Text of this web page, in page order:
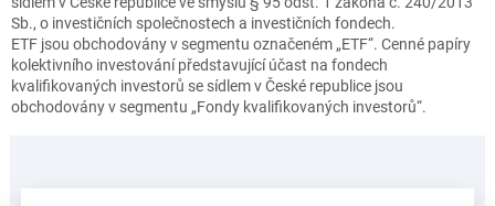
Sb., o investičních společnostech a investičních fondech.
ETF jsou obchodovány v segmentu označeném „ETF“. Cenné papíry
kolektivního investování představující účast na fondech
kvalifikovaných investorů se sídlem v České republice jsou
obchodovány v segmentu „Fondy kvalifikovaných investorů“.